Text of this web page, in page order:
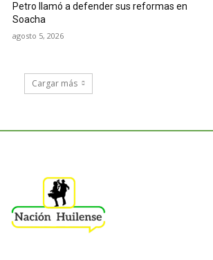
Petro llamó a defender sus reformas en
Soacha
agosto 5, 2026
Cargar más